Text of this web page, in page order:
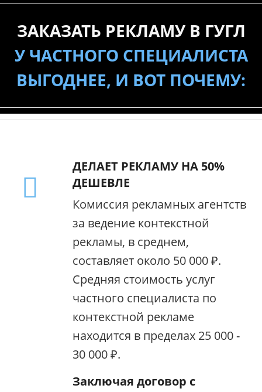
ЗАКАЗАТЬ РЕКЛАМУ В ГУГЛ
У ЧАСТНОГО СПЕЦИАЛИСТА
ВЫГОДНЕЕ, И ВОТ ПОЧЕМУ:
ДЕЛАЕТ РЕКЛАМУ НА 50%
ДЕШЕВЛЕ
Комиссия рекламных агентств
за ведение контекстной
рекламы, в среднем,
составляет около 50 000 ₽.
Средняя стоимость услуг
частного специалиста по
контекстной рекламе
находится в пределах 25 000 -
30 000 ₽.
Заключая договор с